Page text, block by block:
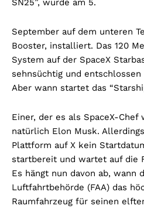
SN25”, wurde am 5.
September auf dem unteren
Booster, installiert. Das 120
System auf der SpaceX
sehnsüchtig und entschlossen
Aber wann startet das
Einer, der es als SpaceX-Chef
natürlich Elon Musk.
Plattform auf X kein
startbereit und wartet auf die
Es hängt nun davon ab, wann
Luftfahrtbehörde (FAA) das
Raumfahrzeug für seinen